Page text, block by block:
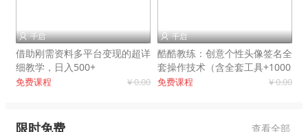
 千启
借助刚需资料多平台变现的超详
细教学，日入500+
免费课程 ¥ 0.00
 千启
酷酷教练：创意个性头像签名全
套操作技术（含全套工具+1000
套模板）
免费课程 ¥ 0.00
限时免费 查看全部